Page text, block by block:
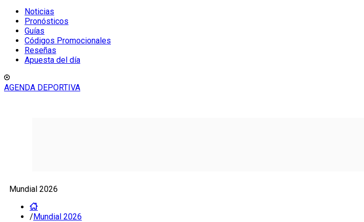
Noticias
Pronósticos
Guías
Códigos Promocionales
Reseñas
Apuesta del día
AGENDA DEPORTIVA
Mundial 2026
/Mundial 2026